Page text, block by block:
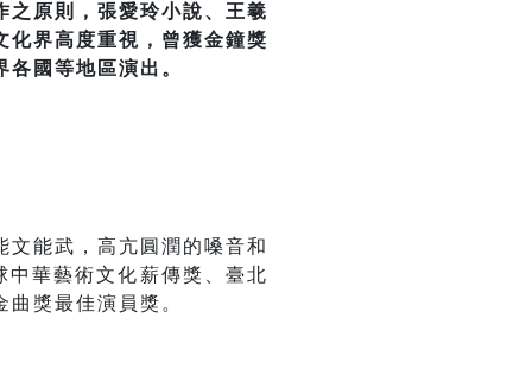
之原則，張愛玲小說、王羲
化界高度重視，曾獲金鐘獎
國等地區演出。
文能武，高亢圓潤的嗓音和
華藝術文化薪傳獎、臺北
獎最佳演員獎。